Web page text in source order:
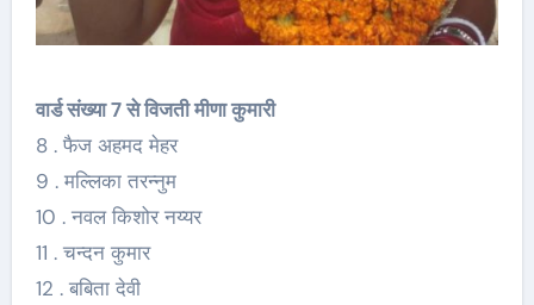
वार्ड संख्या 7 से विजती मीणा कुमारी
8 . फैज अहमद मेहर
9 . मल्लिका तरन्नुम
10 . नवल किशोर नय्यर
11 . चन्दन कुमार
12 . बबिता देवी